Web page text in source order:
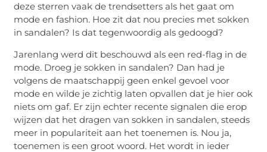
deze sterren vaak de trendsetters als het gaat om
mode en fashion. Hoe zit dat nou precies met sokken
in sandalen? Is dat tegenwoordig als gedoogd?
Jarenlang werd dit beschouwd als een red-flag in de
mode. Droeg je sokken in sandalen? Dan had je
volgens de maatschappij geen enkel gevoel voor
mode en wilde je zichtig laten opvallen dat je hier ook
niets om gaf. Er zijn echter recente signalen die erop
wijzen dat het dragen van sokken in sandalen, steeds
meer in populariteit aan het toenemen is. Nou ja,
toenemen is een groot woord. Het wordt in ieder